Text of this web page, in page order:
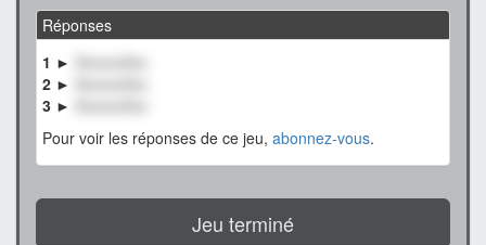
Réponses
1 ►
XxxxxxXxx
2 ►
3 ►
Pour voir les réponses de ce jeu, abonnez-vous.
Jeu terminé